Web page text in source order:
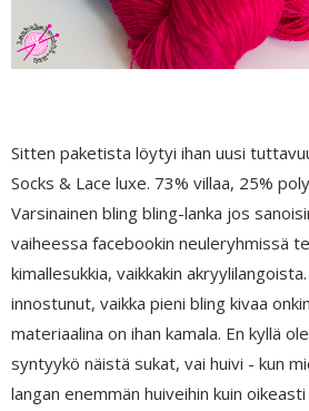
Sitten paketista löytyi ihan uusi
Socks & Lace luxe. 73% villaa, 25%
Varsinainen bling bling-lanka jos
vaiheessa facebookin neuleryhmissä
kimallesukkia, vaikkakin
innostunut, vaikka pieni bling kivaa
materiaalina on ihan kamala. En kyllä
syntyykö näistä sukat, vai huivi - kun
langan enemmän huiveihin kuin